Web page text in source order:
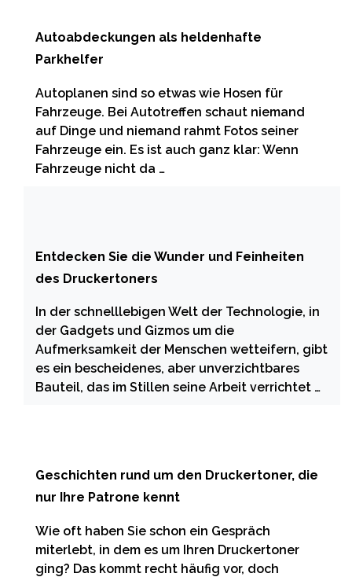
Autoabdeckungen als heldenhafte
Parkhelfer
Autoplanen sind so etwas wie Hosen für
Fahrzeuge. Bei Autotreffen schaut niemand
auf Dinge und niemand rahmt Fotos seiner
Fahrzeuge ein. Es ist auch ganz klar: Wenn
Fahrzeuge nicht da …
Entdecken Sie die Wunder und Feinheiten
des Druckertoners
In der schnelllebigen Welt der Technologie, in
der Gadgets und Gizmos um die
Aufmerksamkeit der Menschen wetteifern, gibt
es ein bescheidenes, aber unverzichtbares
Bauteil, das im Stillen seine Arbeit verrichtet …
Geschichten rund um den Druckertoner, die
nur Ihre Patrone kennt
Wie oft haben Sie schon ein Gespräch
miterlebt, in dem es um Ihren Druckertoner
ging? Das kommt recht häufig vor, doch